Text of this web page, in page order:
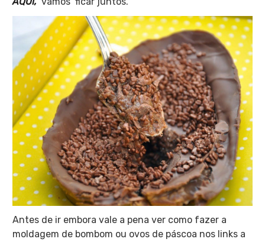
Antes de ir embora vale a pena ver como fazer a
moldagem de bombom ou ovos de páscoa nos links a